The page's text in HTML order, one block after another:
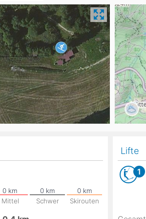
Lifte
1
Mittel Schwer Skirouten
Russland Südkorea
Aserbaidschan
Head Dynastar
Stöckli Kästle
Indigo
Ogso